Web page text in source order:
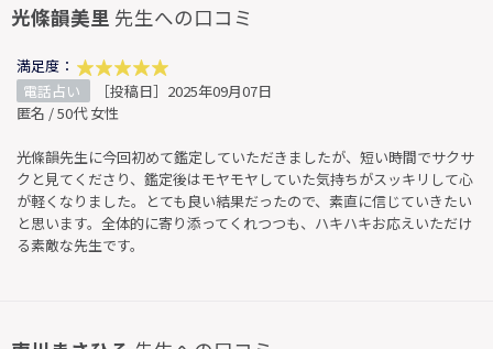
光條韻美里 先生への口コミ
満足度：
電話占い
［投稿日］2025年09月07日
匿名 / 50代 女性
光條韻先生に今回初めて鑑定していただきましたが、短い時間でサクサ
クと見てくださり、鑑定後はモヤモヤしていた気持ちがスッキリして心
が軽くなりました。とても良い結果だったので、素直に信じていきたい
と思います。全体的に寄り添ってくれつつも、ハキハキお応えいただけ
る素敵な先生です。